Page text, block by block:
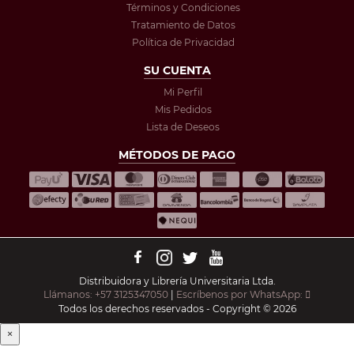
Términos y Condiciones
Tratamiento de Datos
Política de Privacidad
SU CUENTA
Mi Perfil
Mis Pedidos
Lista de Deseos
MÉTODOS DE PAGO
Distribuidora y Librería Universitaria Ltda.
Llámanos: +57 3125347050 | Escríbenos por WhatsApp:
Todos los derechos reservados - Copyright © 2026
×